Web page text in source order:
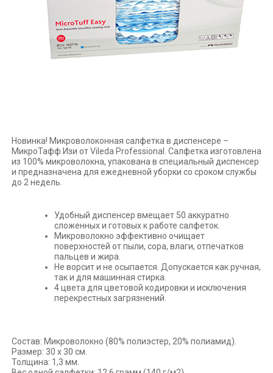
Новинка! Микроволоконная салфетка в диспенсере –
МикроТафф Изи от Vileda Professional. Салфетка изготовлена
из 100% микроволокна, упакована в специальный диспенсер
и предназначена для ежедневной уборки со сроком службы
до 2 недель.
Удобный диспенсер вмещает 50 аккуратно
сложенных и готовых к работе салфеток.
Микроволокно эффективно очищает
поверхностей от пыли, сора, влаги, отпечатков
пальцев и жира.
Не ворсит и не осыпается. Допускается как ручная,
так и для машинная стирка.
4 цвета для цветовой кодировки и исключения
перекрестных загрязнений.
Состав: Микроволокно (80% полиэстер, 20% полиамид).
Размер: 30 х 30 см.
Толщина: 1,3 мм.